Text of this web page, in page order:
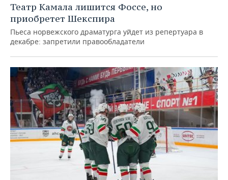
Театр Камала лишится Фоссе, но
приобретет Шекспира
Пьеса норвежского драматурга уйдет из репертуара в
декабре: запретили правообладатели